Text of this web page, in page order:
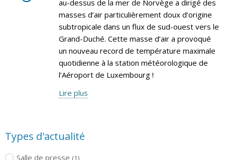
au-dessus de la mer de Norvège a dirigé des
masses d’air particulièrement doux d’origine
subtropicale dans un flux de sud-ouest vers le
Grand-Duché. Cette masse d’air a provoqué
un nouveau record de température maximale
quotidienne à la station météorologique de
l’Aéroport de Luxembourg !
Lire plus
Types d'actualité
Salle de presse (1)